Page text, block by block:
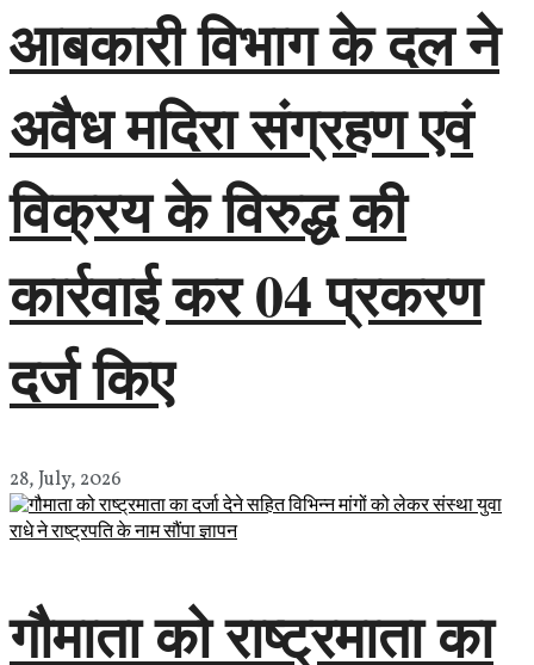
आबकारी विभाग के दल ने
अवैध मदिरा संग्रहण एवं
विक्रय के विरुद्ध की
कार्रवाई कर 04 प्रकरण
दर्ज किए
28, July, 2026
गौमाता को राष्ट्रमाता का